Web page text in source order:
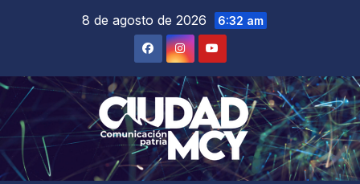
8 de agosto de 2026 6:32 am